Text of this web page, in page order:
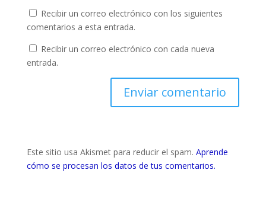
Recibir un correo electrónico con los siguientes
comentarios a esta entrada.
Recibir un correo electrónico con cada nueva
entrada.
Este sitio usa Akismet para reducir el spam. Aprende
cómo se procesan los datos de tus comentarios.